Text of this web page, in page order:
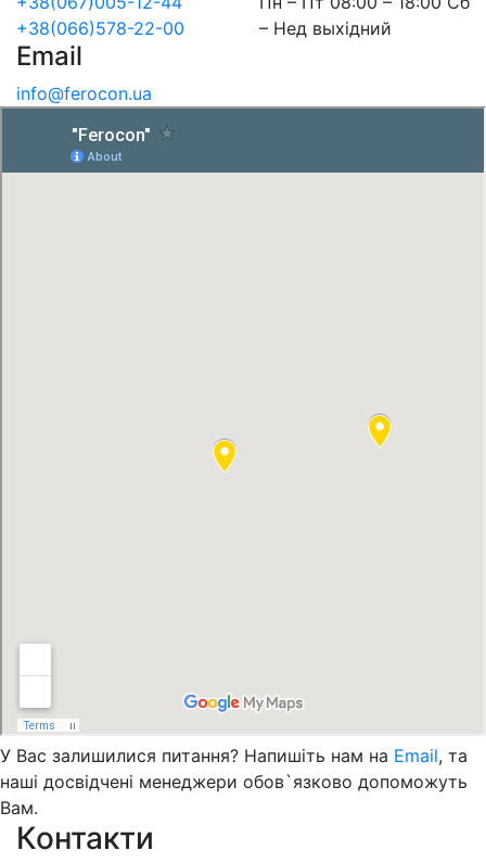
+38(066)578-22-00
– Нед выхідний
Email
info@ferocon.ua
У Вас залишилися питання? Напишіть нам на Email, та
наші досвідчені менеджери обов`язково допоможуть
Вам.
Контакти